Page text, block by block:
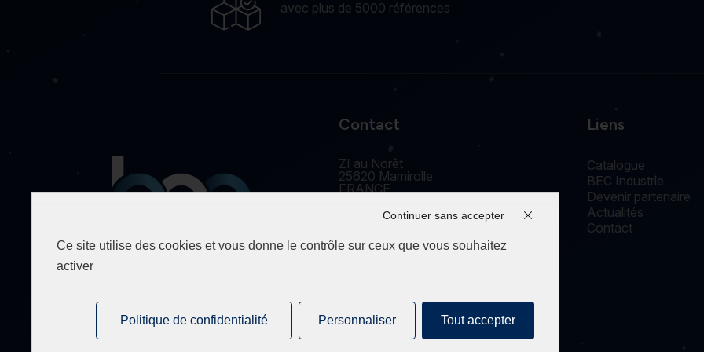
avec plus de 5000 références
Spécialiste de la fourniture
Contact
ZI au Norêt
25620 Mamirolle
FRANCE
+33(0) 3 81 55 77 44
Liens
Catalogue
BEC Industrie
Devenir partenaire
Actualités
Contact
Ce site utilise des cookies et vous donne le contrôle sur ceux que vous souhaitez
activer
Tout accepter
Continuer sans accepter
Personnaliser
Politique de confidentialité